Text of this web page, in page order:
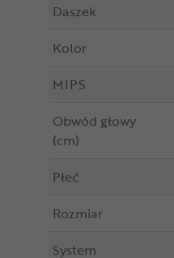
Daszek
Kolor
MIPS
Obwód głowy
(cm)
Płeć
Rozmiar
System